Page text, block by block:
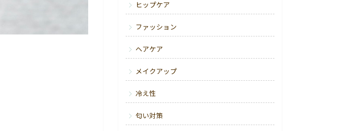
ヒップケア
ファッション
ヘアケア
メイクアップ
冷え性
匂い対策